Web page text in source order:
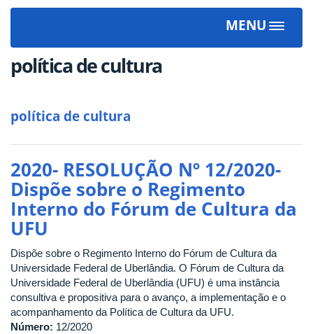
MENU
Toggle
política de cultura
política de cultura
2020- RESOLUÇÃO Nº 12/2020-
Dispõe sobre o Regimento
Interno do Fórum de Cultura da
UFU
Dispõe sobre o Regimento Interno do Fórum de Cultura da
Universidade Federal de Uberlândia. O Fórum de Cultura da
Universidade Federal de Uberlândia (UFU) é uma instância
consultiva e propositiva para o avanço, a implementação e o
acompanhamento da Política de Cultura da UFU.
Número: 12/2020